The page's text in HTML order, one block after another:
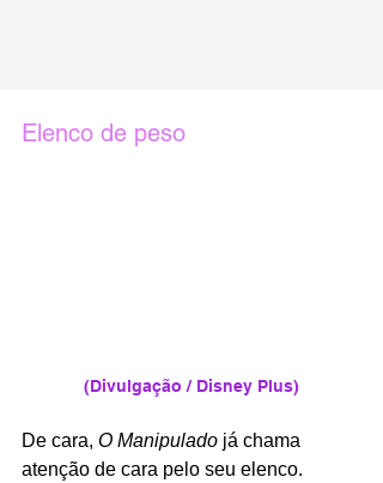
Elenco de peso
(Divulgação / Disney Plus)
De cara, O Manipulado já chama
atenção de cara pelo seu elenco.